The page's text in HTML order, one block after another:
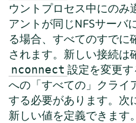
ウントプロセス中にのみ
アントが同じNFSサーバ
る場合、すべてのすでに
されます。新しい接続は
nconnect 設定を変更
への「すべての」クライ
する必要があります。次
新しい値を定義できます。